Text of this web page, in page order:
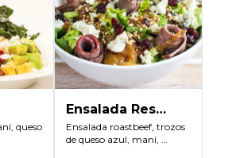
queso
Ensalada Res
Lujurioso
Ensalada roastbeef, trozos
de queso azul, maní,